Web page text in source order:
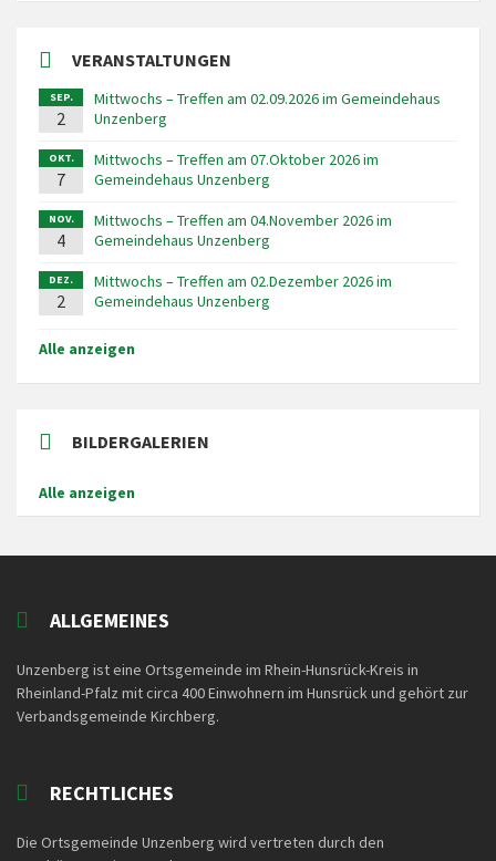
VERANSTALTUNGEN
SEP.
2
Mittwochs – Treffen am 02.09.2026 im Gemeindehaus
Unzenberg
OKT.
7
Mittwochs – Treffen am 07.Oktober 2026 im
Gemeindehaus Unzenberg
NOV.
4
Mittwochs – Treffen am 04.November 2026 im
Gemeindehaus Unzenberg
DEZ.
2
Mittwochs – Treffen am 02.Dezember 2026 im
Gemeindehaus Unzenberg
Alle anzeigen
BILDERGALERIEN
Alle anzeigen
ALLGEMEINES
Unzenberg ist eine Ortsgemeinde im Rhein-Hunsrück-Kreis in
Rheinland-Pfalz mit circa 400 Einwohnern im Hunsrück und gehört zur
Verbandsgemeinde Kirchberg.
RECHTLICHES
Die Ortsgemeinde Unzenberg wird vertreten durch den